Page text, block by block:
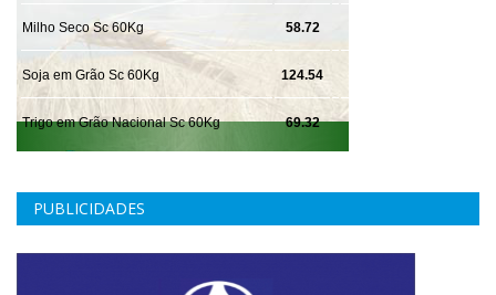
PUBLICIDADES